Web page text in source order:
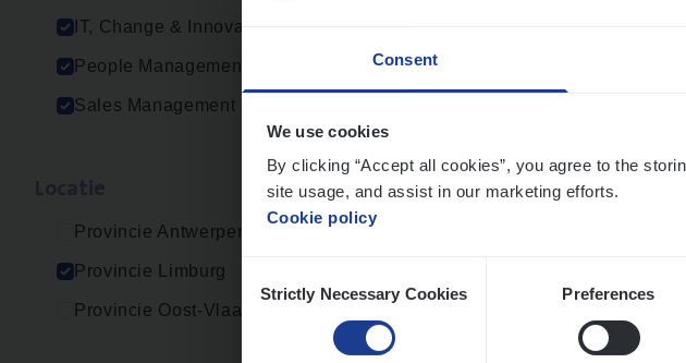
Consent
We use cookies
By clicking “Accept all cookies”, you agree to the
site usage, and assist in our marketing efforts.
Cookie policy
Selection
Strictly Necessary Cookies Preferences
IT, Change & Innovation
People Management
Sales Management
Provincie Antwerpen
Provincie Limburg
Provincie Oost-Vlaanderen